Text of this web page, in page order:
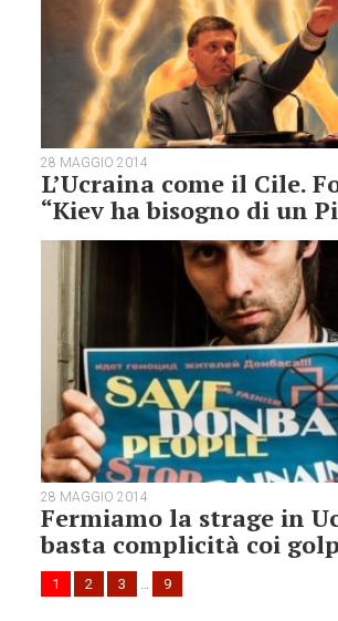
28 MAGGIO 2014
L’Ucraina come il Cile.
“Kiev ha bisogno di un
28 MAGGIO 2014
Fermiamo la strage in
basta complicità coi
1 2 3 … 9